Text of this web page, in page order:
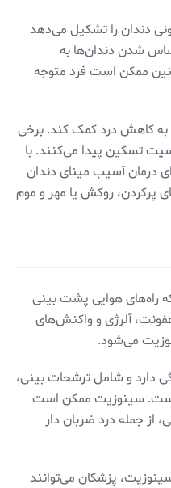
دندان را تشکیل می‌دهد
شدن دندان‌ها به
ممکن است فرد متوجه
به کاهش درد کمک کند. برخی
تسکین پیدا می‌کنند. با
درمان آسیب مینای دندان
پرکردن، روکش یا مهر و موم
هوایی پشت بینی
آلرژی و واکنش‌های
می‌شود.
دارد و شامل ترشحات بینی،
است. سینوزیت ممکن است
از جمله درد ضربان دار
پزشکان می‌توانند